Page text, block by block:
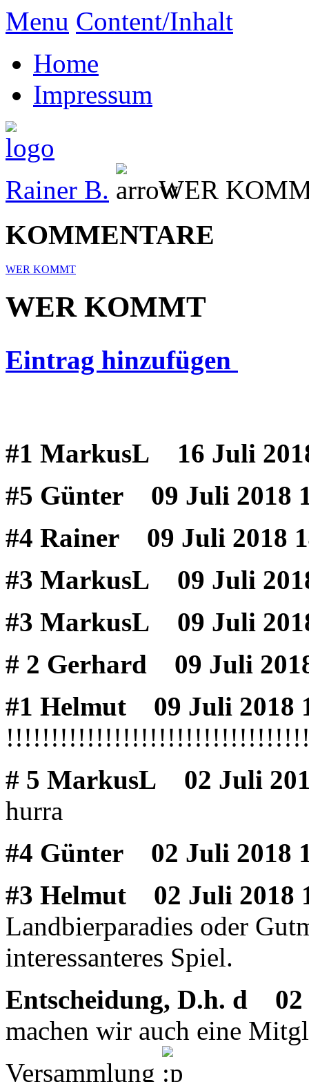
Menu Content/Inhalt
Home
Impressum
Rainer B. WER
KOMMENTARE
WER KOMMT
WER KOMMT
Eintrag hinzufügen
#1 MarkusL
16 Juli
#5 Günter
09 Juli 2018
#4 Rainer
09 Juli 2018
#3 MarkusL
09 Juli
#3 MarkusL
09 Juli
# 2 Gerhard
09 Juli
#1 Helmut
09 Juli 2018
# 5 MarkusL
02 Juli
hurra
#4 Günter
02 Juli 2018
#3 Helmut
02 Juli 2018
Landbierparadies oder
interessanteres Spiel.
Entscheidung, D.h. d
02
machen wir auch eine
Versammlung